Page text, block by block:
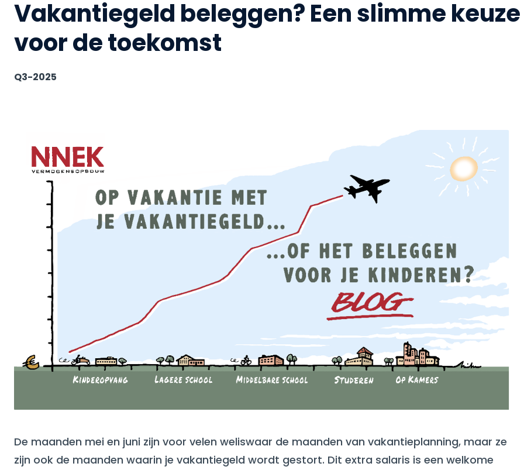
Vakantiegeld beleggen? Een slimme keuze
voor de toekomst
Q3-2025
De maanden mei en juni zijn voor velen weliswaar de maanden van vakantieplanning, maar ze
zijn ook de maanden waarin je vakantiegeld wordt gestort. Dit extra salaris is een welkome